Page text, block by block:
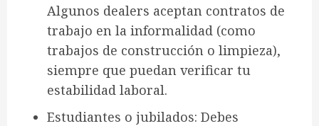
Algunos dealers aceptan contratos de
trabajo en la informalidad (como
trabajos de construcción o limpieza),
siempre que puedan verificar tu
estabilidad laboral.
Estudiantes o jubilados: Debes